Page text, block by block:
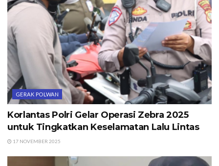
GERAK POLWAN
Korlantas Polri Gelar Operasi Zebra 2025
untuk Tingkatkan Keselamatan Lalu Lintas
17 NOVEMBER 2025